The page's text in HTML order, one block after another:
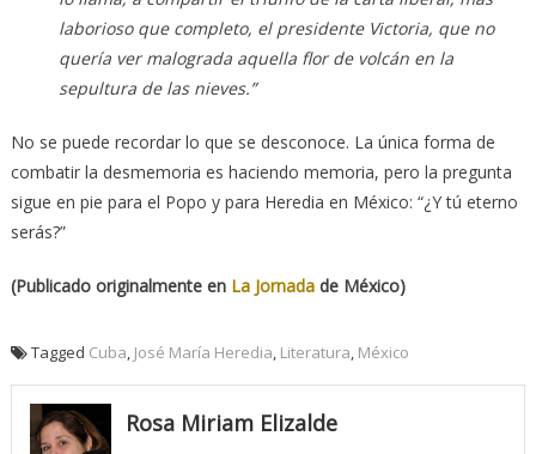
laborioso que completo, el presidente Victoria, que no
quería ver malograda aquella flor de volcán en la
sepultura de las nieves.”
No se puede recordar lo que se desconoce. La única forma de
combatir la desmemoria es haciendo memoria, pero la pregunta
sigue en pie para el Popo y para Heredia en México: “¿Y tú eterno
serás?”
(Publicado originalmente en La Jornadade México)
Tagged Cuba José María Heredia Literatura México
Rosa Miriam Elizalde